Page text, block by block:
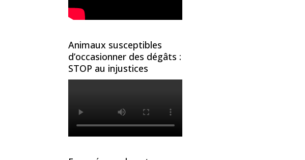
Animaux susceptibles
d’occasionner des dégâts :
STOP au injustices